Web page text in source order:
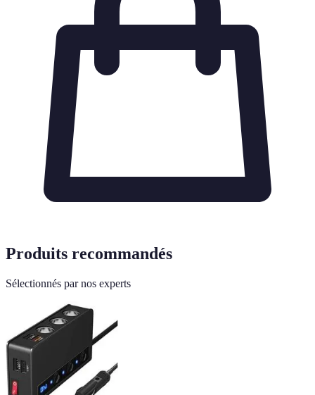
Produits recommandés
Sélectionnés par nos experts